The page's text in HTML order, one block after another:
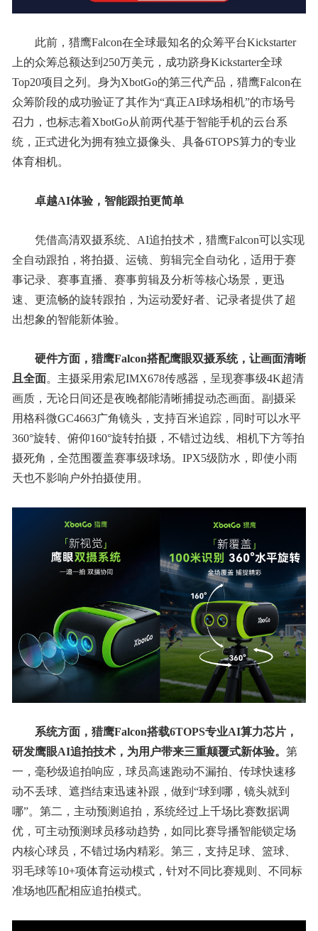
此前，猎鹰Falcon在全球最知名的众筹平台Kickstarter
上的众筹总额达到250万美元，成功跻身Kickstarter全球
Top20项目之列。身为XbotGo的第三代产品，猎鹰Falcon在
众筹阶段的成功验证了其作为“真正AI球场相机”的市场号
召力，也标志着XbotGo从前两代基于智能手机的云台系
统，正式进化为拥有独立摄像头、具备6TOPS算力的专业
体育相机。
卓越AI体验，智能跟拍更简单
凭借高清双摄系统、AI追拍技术，猎鹰Falcon可以实现
全自动跟拍，将拍摄、运镜、剪辑完全自动化，适用于赛
事记录、赛事直播、赛事剪辑及分析等核心场景，更迅
速、更流畅的旋转跟拍，为运动爱好者、记录者提供了超
出想象的智能新体验。
硬件方面，猎鹰Falcon搭配鹰眼双摄系统，让画面清晰
且全面。主摄采用索尼IMX678传感器，呈现赛事级4K超清
画质，无论日间还是夜晚都能清晰捕捉动态画面。副摄采
用格科微GC4663广角镜头，支持百米追踪，同时可以⽔平
360°旋转、俯仰160°旋转拍摄，不错过边线、相机下⽅等拍
摄死⻆，全范围覆盖赛事级球场。IPX5级防⽔，即使⼩⾬
天也不影响户外拍摄使用。
系统方面，猎鹰Falcon搭载6TOPS专业AI算力芯片，
研发鹰眼AI追拍技术，为用户带来三重颠覆式新体验。 第
一，毫秒级追拍响应，球员⾼速跑动不漏拍、传球快速移
动不丢球、遮挡结束迅速补跟，做到“球到哪，镜头就到
哪”。第二，主动预测追拍，系统经过上千场⽐赛数据调
优，可主动预测球员移动趋势，如同⽐赛导播智能锁定场
内核⼼球员，不错过场内精彩。第三，支持⾜球、篮球、
⽻⽑球等10+项体育运动模式，针对不同⽐赛规则、不同标
准场地匹配相应追拍模式。